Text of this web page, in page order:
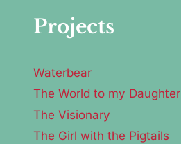
Projects
Waterbear
The World to my Daughter
The Visionary
The Girl with the Pigtails